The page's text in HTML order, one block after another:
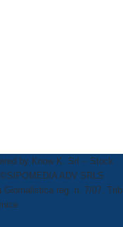
by Know K. Srl -- Stock
©SIPOMEDIA ADV SRLS
Giornalistica reg. n. 7/07, Trib